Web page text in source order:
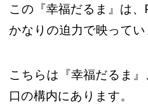
この『幸福だるま』は
かなりの迫力で映ってい
こちらは『幸福だるま』
口の構内にあります。